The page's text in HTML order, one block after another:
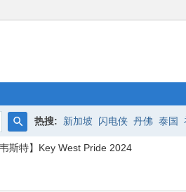
搜
热搜: 新加坡 闪电侠 丹佛 泰国
韦斯特】Key West Pride 2024